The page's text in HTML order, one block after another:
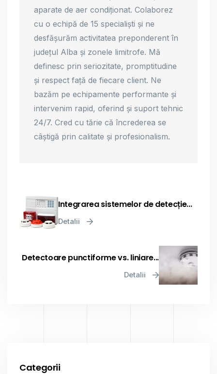
aparate de aer condiționat. Colaborez
cu o echipă de 15 specialiști și ne
desfășurăm activitatea preponderent în
județul Alba și zonele limitrofe. Mă
definesc prin seriozitate, promptitudine
și respect față de fiecare client. Ne
bazăm pe echipamente performante și
intervenim rapid, oferind și suport tehnic
24/7. Cred cu tărie că încrederea se
câștigă prin calitate și profesionalism.
Integrarea sistemelor de detecție...
Detalii
Detectoare punctiforme vs. liniare...
Detalii
Categorii